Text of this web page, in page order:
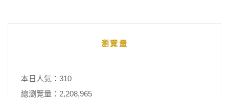
瀏覽量
本日人氣：310
總瀏覽量：2,208,965